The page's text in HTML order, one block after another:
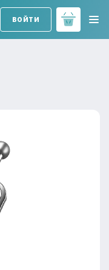
ВОЙТИ